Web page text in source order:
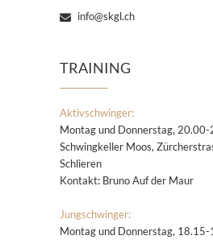
info@skgl.ch
TRAINING
Aktivschwinger:
Montag und Donnerstag,
Schwingkeller Moos,
Schlieren
Kontakt: Bruno Auf der Maur
Jungschwinger:
Montag und Donnerstag,